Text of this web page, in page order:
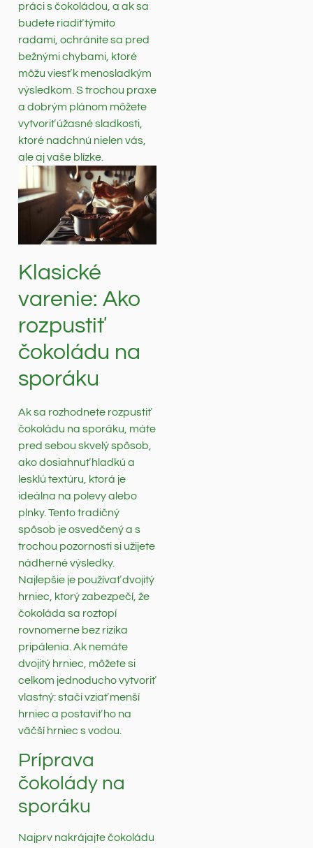
práci s čokoládou, a ak sa
budete riadiť týmito
radami, ochránite sa pred
bežnými chybami, ktoré
môžu viesť k menosladkým
výsledkom. S trochou praxe
a dobrým plánom môžete
vytvoriť úžasné sladkosti,
ktoré nadchnú nielen vás,
ale aj vaše blízke.
Klasické
varenie: Ako
rozpustiť
čokoládu na
sporáku
Ak sa rozhodnete rozpustiť
čokoládu na sporáku, máte
pred sebou skvelý spôsob,
ako dosiahnuť hladkú a
lesklú textúru, ktorá je
ideálna na polevy alebo
plnky. Tento tradičný
spôsob je osvedčený a s
trochou pozornosti si užijete
nádherné výsledky.
Najlepšie je používať dvojitý
hrniec, ktorý zabezpečí, že
čokoláda sa roztopí
rovnomerne bez rizika
pripálenia. Ak nemáte
dvojitý hrniec, môžete si
celkom jednoducho vytvoriť
vlastný: stačí vziať menší
hrniec a postaviť ho na
väčší hrniec s vodou.
Príprava
čokolády na
sporáku
Najprv nakrájajte čokoládu